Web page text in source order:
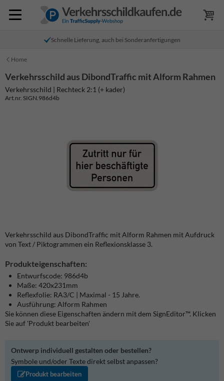
Schnelle Lieferung, auch bei Sonderanfertigungen
Home
Verkehrsschild aus DibondTraffic mit Alform Rahmen
Verkehrsschild | Rechteck 2:1 (+ kader)
Art.nr. SIGN.986d4b
Verkehrsschild aus DibondTraffic mit Alform Rahmen mit Aufdruck
von Text / Piktogrammen ein Reflexionsklasse 3.
Produkteigenschaften:
Entwurfscode: 986d4b
Maße: 420x231mm
Reflexfolie: RA3/C | Maximal - 15 Jahre.
Ausführung: Alform Rahmen
Sie können diese Eigenschaften ändern mit dem SignEditor™. Klicken
Sie auf 'Produkt bearbeiten'
Ontwerp individuell gestalten oder bestellen?
Symbole und/oder Texte direkt selbst anpassen?
Produkt bearbeiten